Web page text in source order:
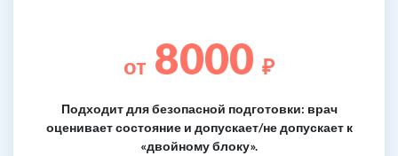
от 8000 ₽
Подходит для безопасной подготовки: врач
оценивает состояние и допускает/не допускает к
«двойному блоку».